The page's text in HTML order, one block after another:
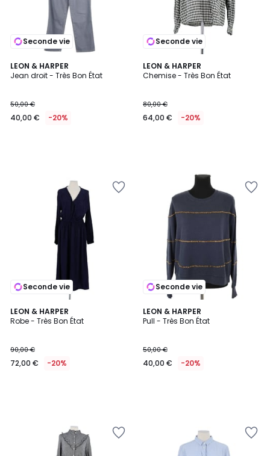
Seconde vie
LEON & HARPER
Jean droit - Très Bon État
50,00 €
40,00 € -20%
Seconde vie
LEON & HARPER
Chemise - Très Bon État
80,00 €
64,00 € -20%
Seconde vie
LEON & HARPER
Robe - Très Bon État
90,00 €
72,00 € -20%
Seconde vie
LEON & HARPER
Pull - Très Bon État
50,00 €
40,00 € -20%